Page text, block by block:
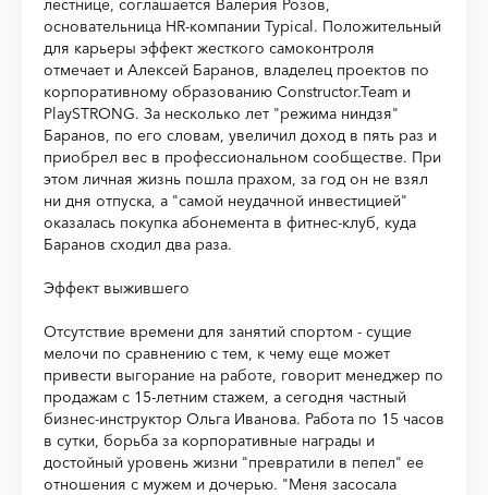
лестнице, соглашается Валерия Розов,
основательница HR-компании Typical. Положительный
для карьеры эффект жесткого самоконтроля
отмечает и Алексей Баранов, владелец проектов по
корпоративному образованию Constructor.Team и
PlaySTRONG. За несколько лет "режима ниндзя"
Баранов, по его словам, увеличил доход в пять раз и
приобрел вес в профессиональном сообществе. При
этом личная жизнь пошла прахом, за год он не взял
ни дня отпуска, а "самой неудачной инвестицией"
оказалась покупка абонемента в фитнес-клуб, куда
Баранов сходил два раза.
Эффект выжившего
Отсутствие времени для занятий спортом - сущие
мелочи по сравнению с тем, к чему еще может
привести выгорание на работе, говорит менеджер по
продажам с 15-летним стажем, а сегодня частный
бизнес-инструктор Ольга Иванова. Работа по 15 часов
в сутки, борьба за корпоративные награды и
достойный уровень жизни "превратили в пепел" ее
отношения с мужем и дочерью. "Меня засосала